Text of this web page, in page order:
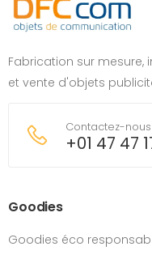
Fabrication sur mesure,
et vente d'objets
Contactez-
+01 47 47
Goodies
Goodies éco